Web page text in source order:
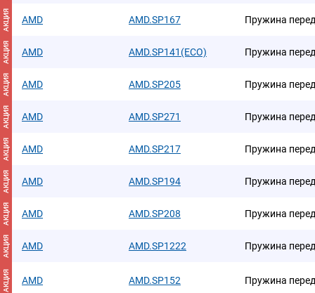
АКЦИЯ AMD AMD.SP167 Пружина
АКЦИЯ AMD AMD.SP141(ECO) Пружина
АКЦИЯ AMD AMD.SP205 Пружина
АКЦИЯ AMD AMD.SP271 Пружина
АКЦИЯ AMD AMD.SP217 Пружина
АКЦИЯ AMD AMD.SP194 Пружина
АКЦИЯ AMD AMD.SP208 Пружина
АКЦИЯ AMD AMD.SP1222 Пружина
АКЦИЯ AMD AMD.SP152 Пружина